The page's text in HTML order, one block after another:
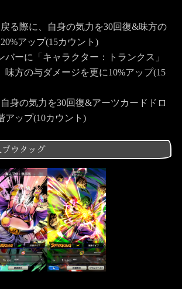
る際に、自身の気力を30回復&味方の
アップ(15カウント)
バーに「キャラクター：トランクス」
味方の与ダメージを更に10%アップ(15
身の気力を30回復&アーツカードドロ
アップ(10カウント)
ウタッグ